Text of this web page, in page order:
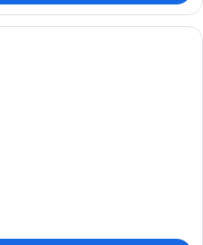
Suite, 1 kamar tidur (Altitude) |